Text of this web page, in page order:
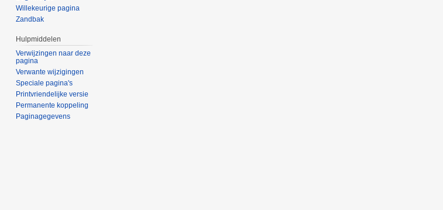
Willekeurige pagina
Zandbak
Hulpmiddelen
Verwijzingen naar deze
pagina
Verwante wijzigingen
Speciale pagina's
Printvriendelijke versie
Permanente koppeling
Paginagegevens